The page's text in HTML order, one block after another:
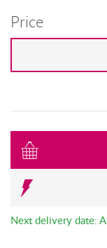
Price
Next delivery date: